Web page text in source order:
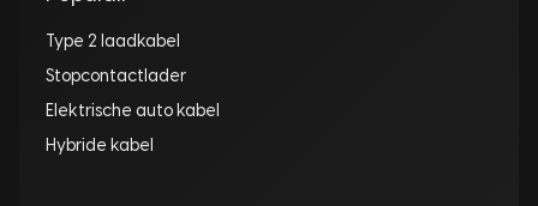
Type 2 laadkabel
Stopcontactlader
Elektrische auto kabel
Hybride kabel